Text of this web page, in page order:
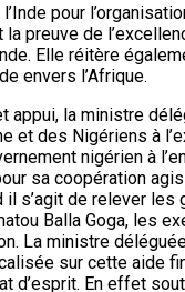
pour
la preuve de
Elle réitère
envers l’Afrique.
appui, la ministre
et des Nigériens à
nigérien à
sa coopération
il s’agit de relever les
Balla Goga, les
La ministre
sur cette aide
d’esprit. En effet